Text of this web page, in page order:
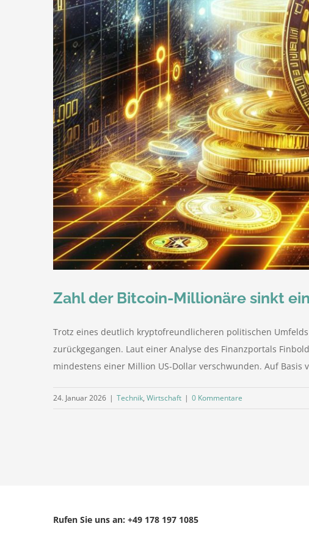
Zahl der Bitcoin-Millionäre sinkt
Trotz eines deutlich kryptofreundlicheren politischen
zurückgegangen. Laut einer Analyse des Finanzportals
mindestens einer Million US-Dollar verschwunden. Auf Basis
24. Januar 2026 | Technik, Wirtschaft | 0 Kommentare
Rufen Sie uns an: +49 178 197 1085